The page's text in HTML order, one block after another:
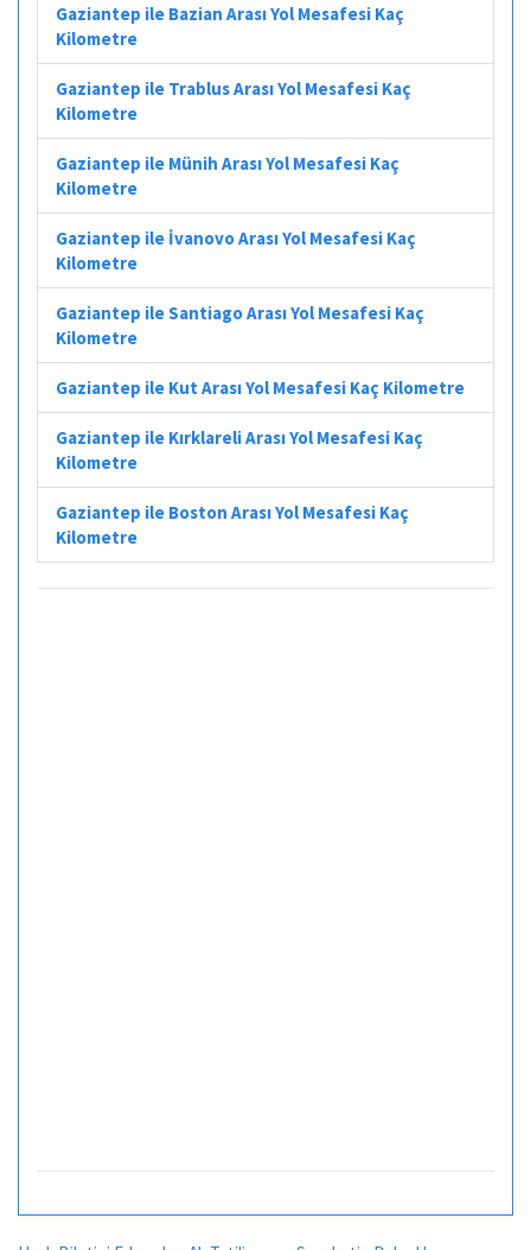
Gaziantep ile Bazian Arası Yol Mesafesi Kaç
Kilometre
Gaziantep ile Trablus Arası Yol Mesafesi Kaç
Kilometre
Gaziantep ile Münih Arası Yol Mesafesi Kaç
Kilometre
Gaziantep ile İvanovo Arası Yol Mesafesi Kaç
Kilometre
Gaziantep ile Santiago Arası Yol Mesafesi Kaç
Kilometre
Gaziantep ile Kut Arası Yol Mesafesi Kaç Kilometre
Gaziantep ile Kırklareli Arası Yol Mesafesi Kaç
Kilometre
Gaziantep ile Boston Arası Yol Mesafesi Kaç
Kilometre